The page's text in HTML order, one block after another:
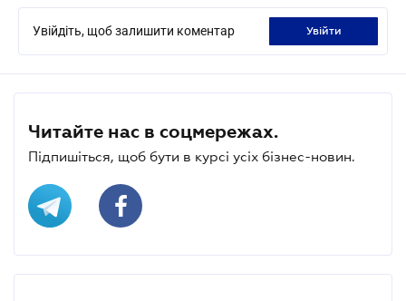
Увійдіть, щоб залишити коментар увійти
Читайте нас в соцмережах.
Підпишіться, щоб бути в курсі усіх бізнес-новин.